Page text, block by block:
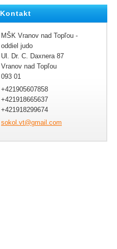
Kontakt
MŠK Vranov nad Topľou -
oddiel judo
Ul. Dr. C. Daxnera 87
Vranov nad Topľou
093 01
+421905607858
+421918665637
+421918299674
sokol.vt@gmail.com